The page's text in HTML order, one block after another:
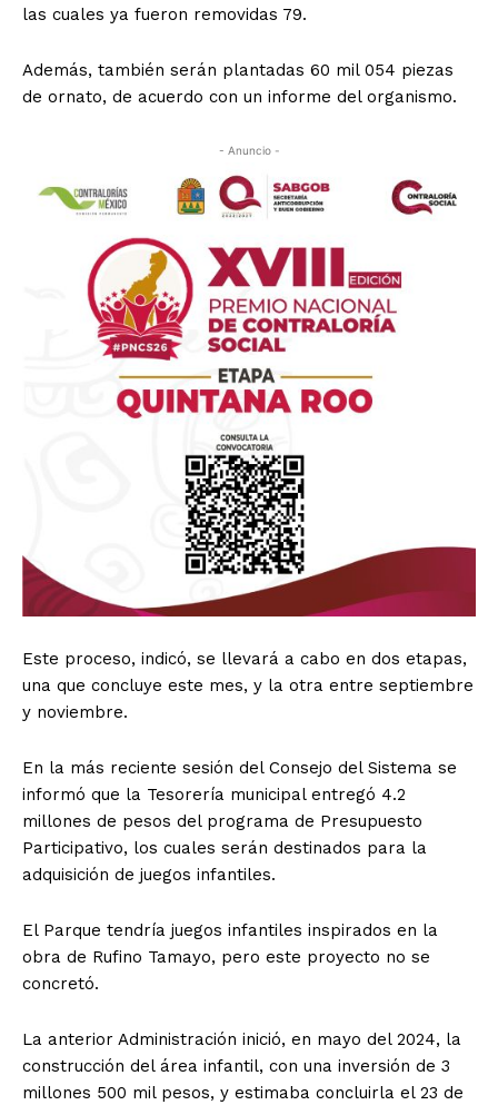
las cuales ya fueron removidas 79.
Además, también serán plantadas 60 mil 054 piezas
de ornato, de acuerdo con un informe del organismo.
- Anuncio -
Este proceso, indicó, se llevará a cabo en dos etapas,
una que concluye este mes, y la otra entre septiembre
y noviembre.
En la más reciente sesión del Consejo del Sistema se
informó que la Tesorería municipal entregó 4.2
millones de pesos del programa de Presupuesto
Participativo, los cuales serán destinados para la
adquisición de juegos infantiles.
El Parque tendría juegos infantiles inspirados en la
obra de Rufino Tamayo, pero este proyecto no se
concretó.
La anterior Administración inició, en mayo del 2024, la
construcción del área infantil, con una inversión de 3
millones 500 mil pesos, y estimaba concluirla el 23 de